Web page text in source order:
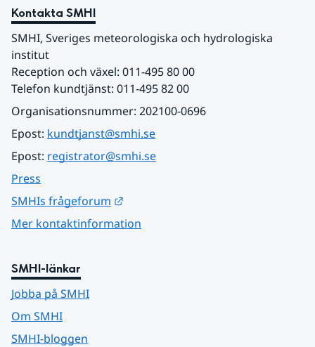
Kontakta SMHI
SMHI, Sveriges meteorologiska och hydrologiska
institut
Reception och växel: 011-495 80 00
Telefon kundtjänst: 011-495 82 00
Organisationsnummer: 202100-0696
Epost: kundtjanst@smhi.se
Epost: registrator@smhi.se
Press
SMHIs frågeforum
Mer kontaktinformation
SMHI-länkar
Jobba på SMHI
Om SMHI
SMHI-bloggen